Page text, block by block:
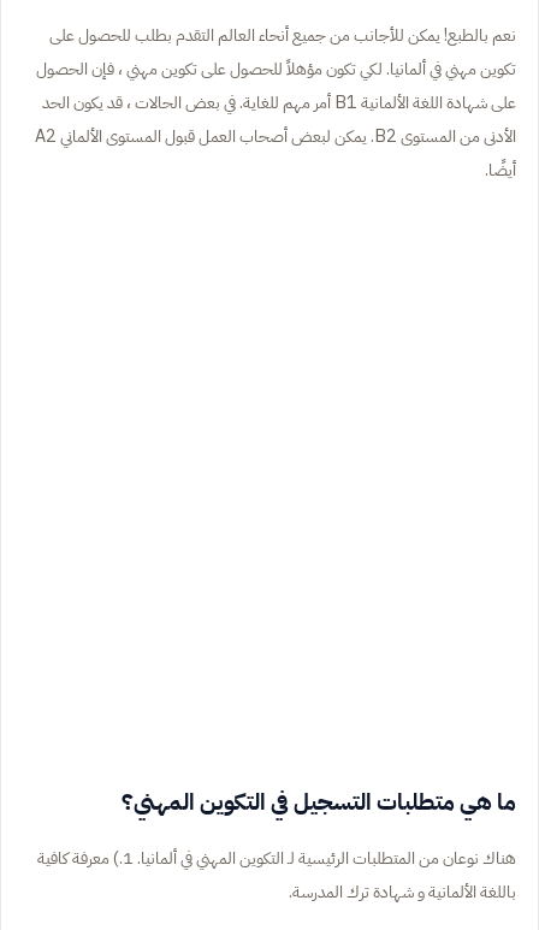
نعم بالطبع! يمكن للأجانب من جميع أنحاء العالم التقدم بطلب للحصول على
تكوين مهني في ألمانيا. لكي تكون مؤهلاً للحصول على تكوين مهني ، فإن الحصول
على شهادة اللغة الألمانية B1 أمر مهم للغاية. في بعض الحالات ، قد يكون الحد
الأدنى من المستوى B2. يمكن لبعض أصحاب العمل قبول المستوى الألماني A2
أيضًا.
ما هي متطلبات التسجيل في التكوين المهني؟
هناك نوعان من المتطلبات الرئيسية لـ التكوين المهني في ألمانيا. 1.) معرفة كافية
باللغة الألمانية و شهادة ترك المدرسة.